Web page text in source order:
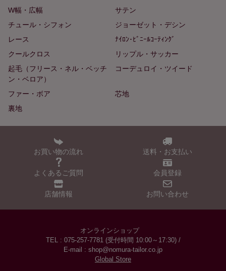
W幅・広幅
サテン
チュール・シフォン
ジョーゼット・デシン
レース
ﾅｲﾛﾝ･ﾋﾞﾆｰﾙｺｰﾃｨﾝｸﾞ
クールクロス
リップル・サッカー
起毛（フリース・ネル・ベッチ
ン・ベロア）
コーデュロイ・ツイード
ファー・ボア
芯地
裏地
お買い物の流れ 送料・お支払い
よくあるご質問 会員登録
店舗情報 お問い合わせ
オンラインショップ
TEL : 075-257-7781 (受付時間 10:00～17:30) /
E-mail : shop@nomura-tailor.co.jp
Global Store